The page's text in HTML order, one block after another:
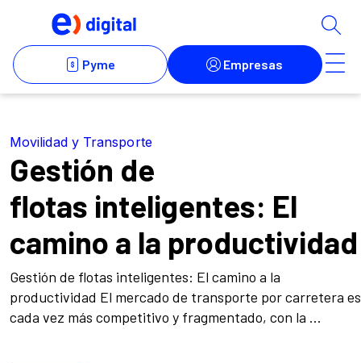
Movilidad y Transporte
Gestión de
flotas inteligentes: El
camino a la productividad
Gestión de flotas inteligentes: El camino a la
productividad El mercado de transporte por carretera es
cada vez más competitivo y fragmentado, con la ...